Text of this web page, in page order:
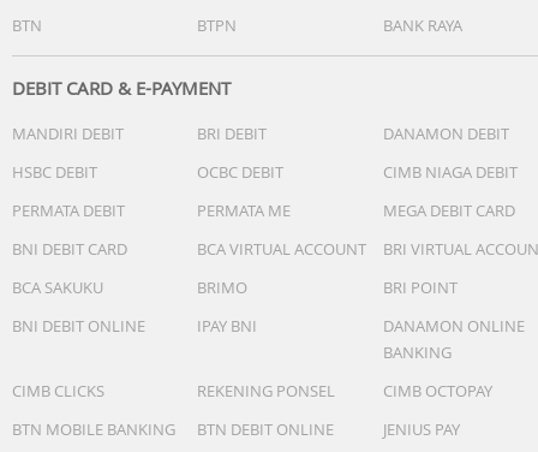
BTN
BTPN BANK RAYA
DEBIT CARD & E-PAYMENT
MANDIRI DEBIT BRI DEBIT
DANAMON DEBIT
HSBC DEBIT
OCBC DEBIT
CIMB NIAGA DEBIT
PERMATA DEBIT
PERMATA ME
MEGA DEBIT CARD
BNI DEBIT CARD
BCA VIRTUAL ACCOUNT
BRI VIRTUAL
BCA SAKUKU
BRIMO
BRI POINT
BNI DEBIT ONLINE
IPAY BNI
DANAMON ONLINE
BANKING
CIMB CLICKS
REKENING PONSEL
CIMB OCTOPAY
BTN MOBILE BANKING
BTN DEBIT ONLINE
JENIUS PAY